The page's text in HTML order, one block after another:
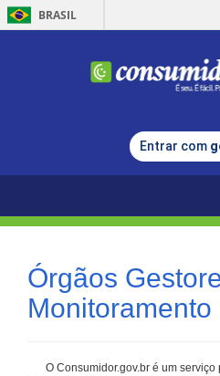
BRASIL
Entrar com
Órgãos
Monitoramento
O Consumidor.gov.br é um